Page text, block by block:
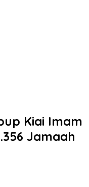
Kiai Imam
Jamaah